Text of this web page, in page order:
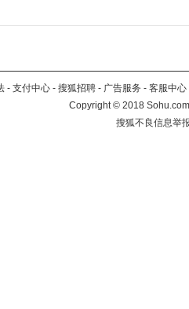
- 支付中心 - 搜狐招聘 - 广告服务 - 客服中心
Copyright©2018
搜狐不良信息举